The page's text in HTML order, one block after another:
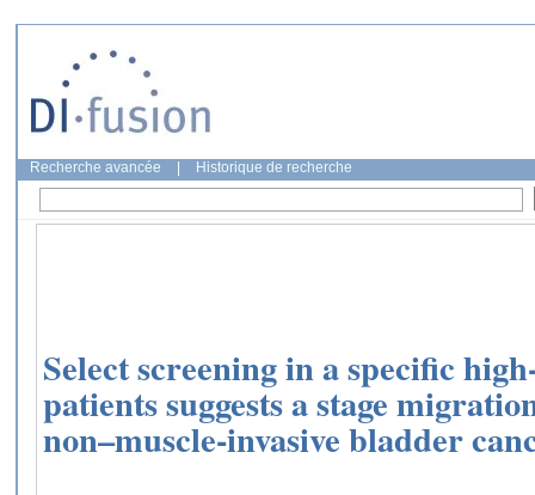
Recherche avancée Historique de recherche
Select screening in a specific
patients suggests a stage
non–muscle-invasive bladder